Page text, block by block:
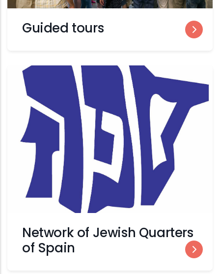
Guided tours
Network of Jewish Quarters
of Spain